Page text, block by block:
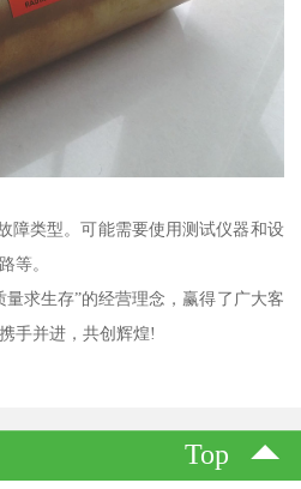
障类型。可能需要使用测试仪器和设
等。
求生存”的经营理念，赢得了广大客
手并进，共创辉煌!
Top